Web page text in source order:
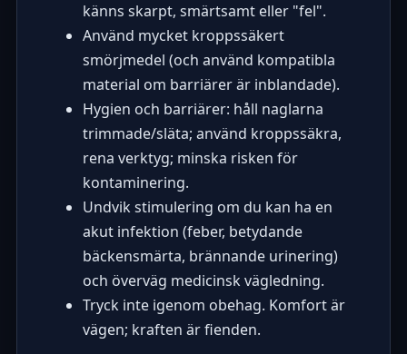
känns skarpt, smärtsamt eller "fel".
Använd mycket kroppssäkert
smörjmedel (och använd kompatibla
material om barriärer är inblandade).
Hygien och barriärer: håll naglarna
trimmade/släta; använd kroppssäkra,
rena verktyg; minska risken för
kontaminering.
Undvik stimulering om du kan ha en
akut infektion (feber, betydande
bäckensmärta, brännande urinering)
och överväg medicinsk vägledning.
Tryck inte igenom obehag. Komfort är
vägen; kraften är fienden.